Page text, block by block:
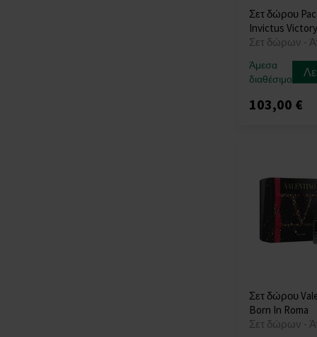
Σετ δώρου
Invictus Victory
Σετ δώρων -
Άμεσα
διαθέσιμο
103,00 €
Σετ δώρου
Born In Roma
Σετ δώρων -